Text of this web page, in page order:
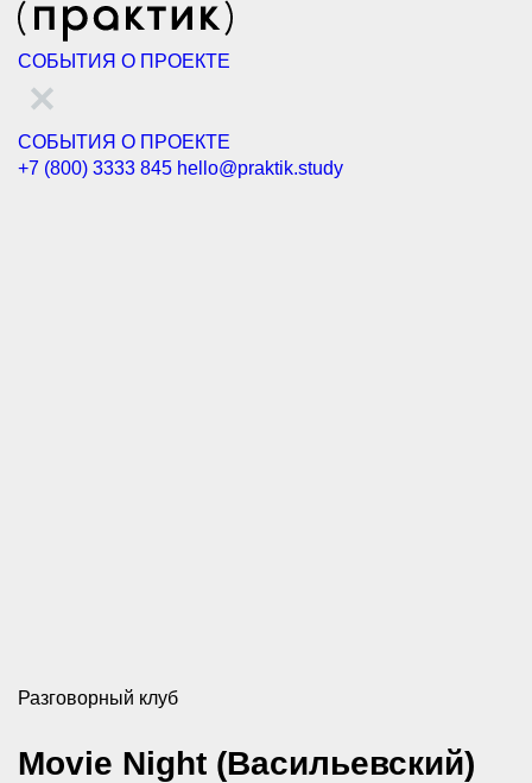
СОБЫТИЯ О ПРОЕКТЕ
СОБЫТИЯ О ПРОЕКТЕ
+7 (800) 3333 845 hello@praktik.study
Разговорный клуб
Movie Night (Васильевский)